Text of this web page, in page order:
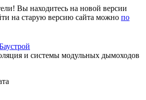
Вы находитесь на новой версии
на старую версию сайта можно по
и системы модульных дымоходов